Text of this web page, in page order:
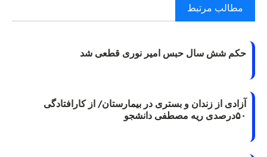
مطالب مرتبط
حکم شش سال حبس امیر نوری قطعی شد
آزادی از زندان و بستری در بیمارستان/ از کارافتادگی
۵۰درصدی ریه مصطفی دانشجو